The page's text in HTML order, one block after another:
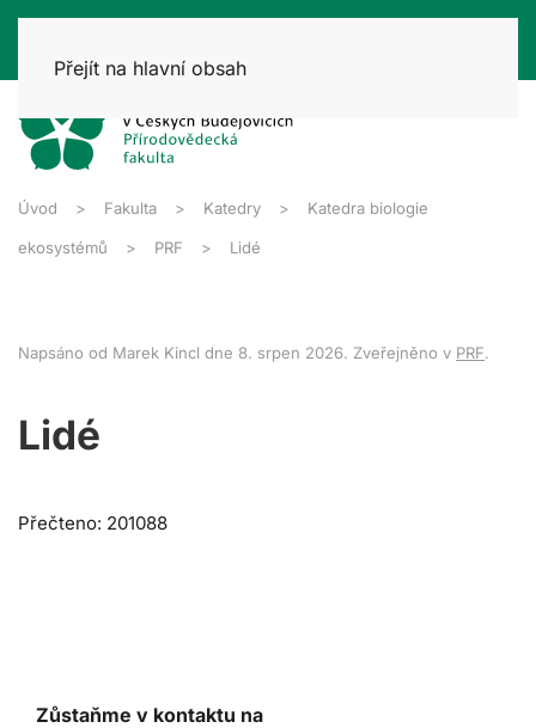
Přejít na hlavní obsah
Úvod Fakulta Katedry Katedra biologie
ekosystémů PRF Lidé
Napsáno od Marek Kincl dne 8. srpen 2026. Zveřejněno v PRF.
Lidé
Přečteno: 201088
Zůstaňme v kontaktu na